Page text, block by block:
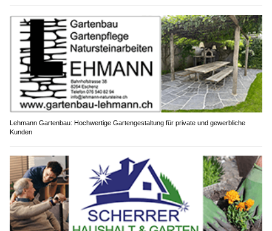
Lehmann Gartenbau: Hochwertige Gartengestaltung für private und gewerbliche
Kunden